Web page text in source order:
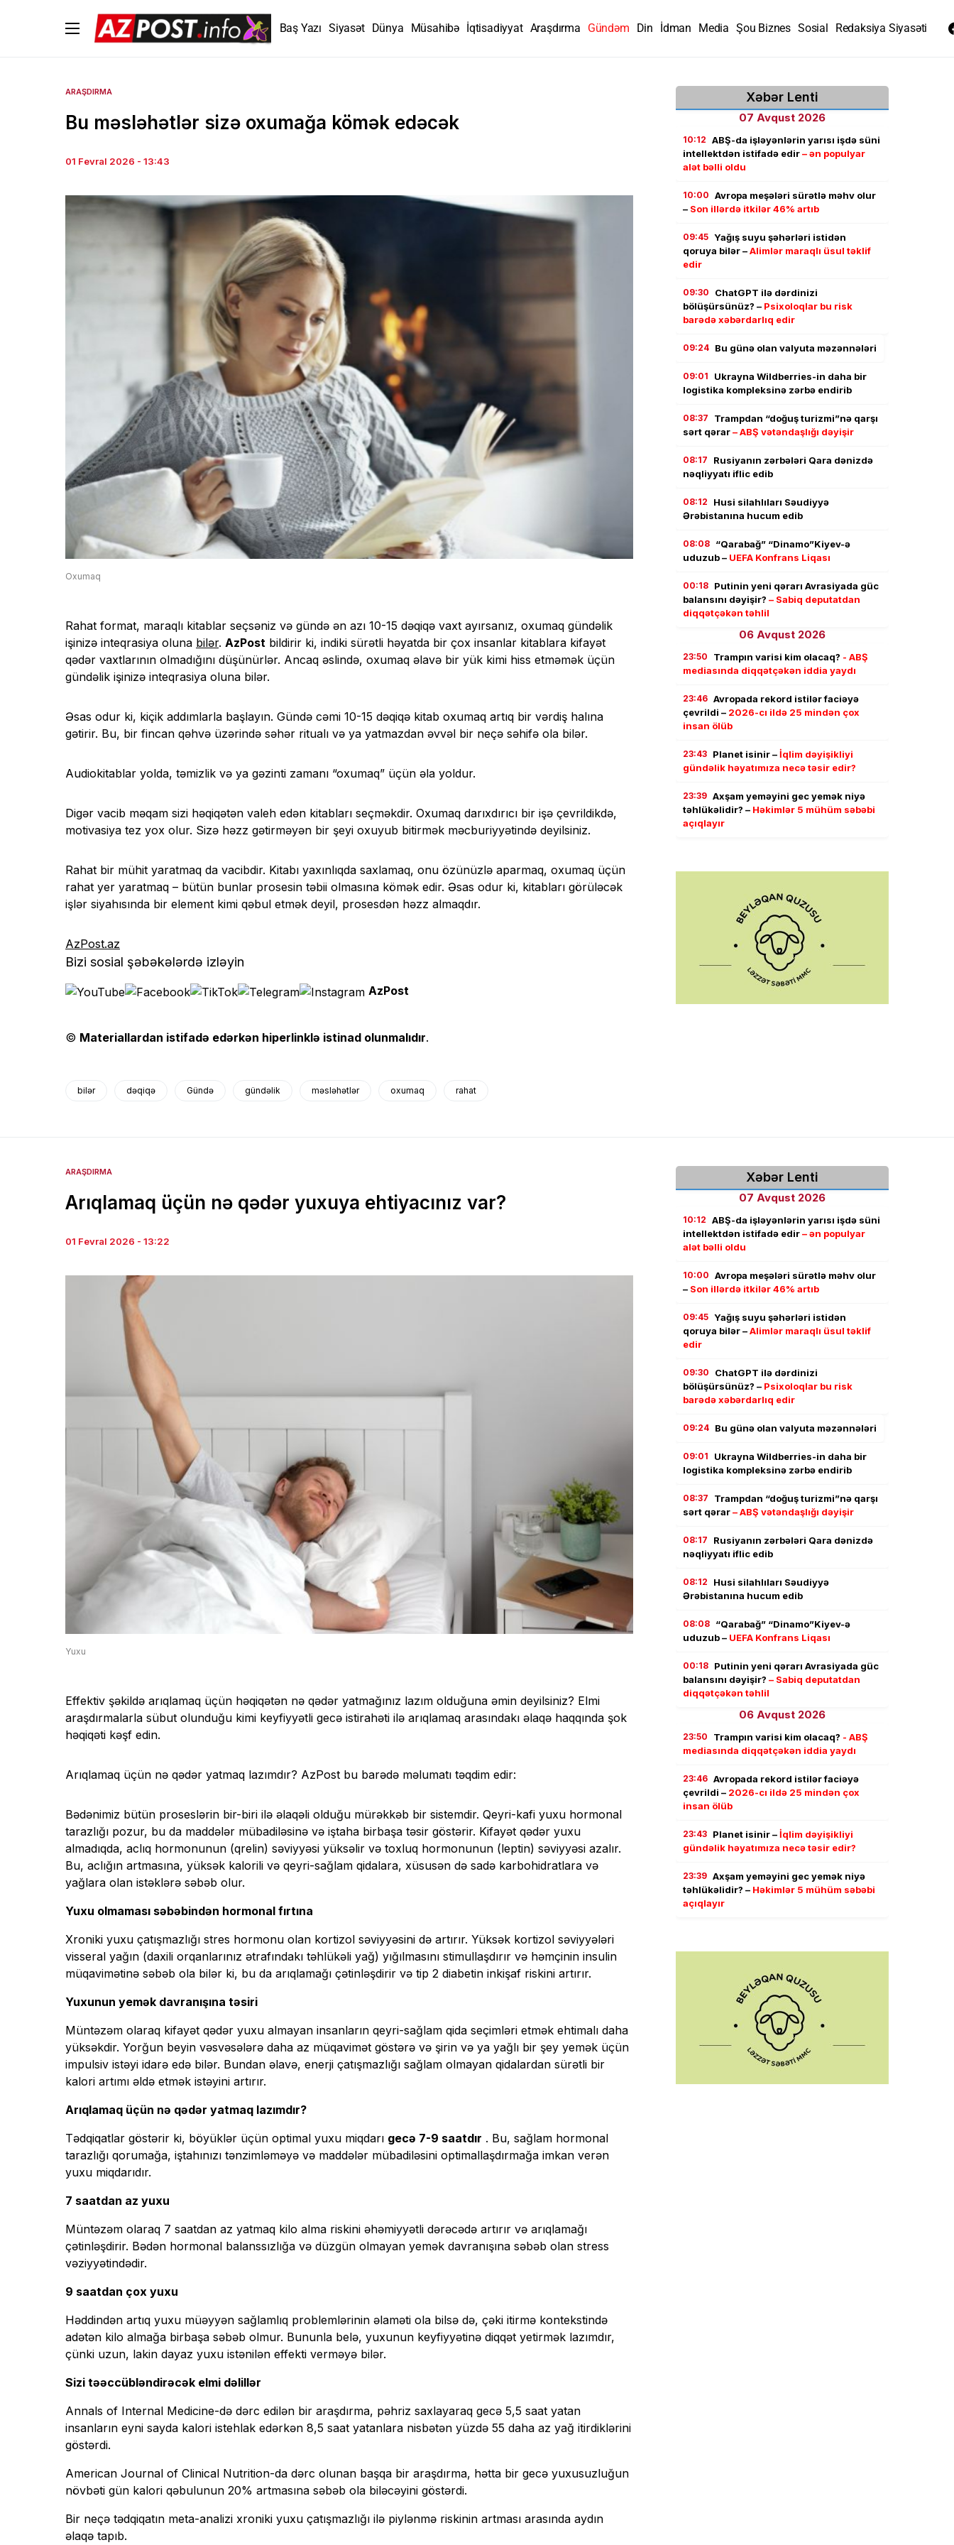
Baş Yazı Siyasət Dünya Müsahibə İqtisadiyyat Araşdırma Gündəm Din İdman Media Şou Biznes Sosial Redaksiya Siyasəti
ARAŞDIRMA
Bu məsləhətlər sizə oxumağa kömək edəcək
01 Fevral 2026 - 13:43
Oxumaq
Rahat format, maraqlı kitablar seçsəniz və gündə ən azı 10-15 dəqiqə vaxt ayırsanız, oxumaq gündəlik
işinizə inteqrasiya oluna bilər. AzPost bildirir ki, indiki sürətli həyatda bir çox insanlar kitablara kifayət
qədər vaxtlarının olmadığını düşünürlər. Ancaq əslində, oxumaq əlavə bir yük kimi hiss etməmək üçün
gündəlik işinizə inteqrasiya oluna bilər.
Əsas odur ki, kiçik addımlarla başlayın. Gündə cəmi 10-15 dəqiqə kitab oxumaq artıq bir vərdiş halına
gətirir. Bu, bir fincan qəhvə üzərində səhər ritualı və ya yatmazdan əvvəl bir neçə səhifə ola bilər.
Audiokitablar yolda, təmizlik və ya gəzinti zamanı “oxumaq” üçün əla yoldur.
Digər vacib məqam sizi həqiqətən valeh edən kitabları seçməkdir. Oxumaq darıxdırıcı bir işə çevrildikdə,
motivasiya tez yox olur. Sizə həzz gətirməyən bir şeyi oxuyub bitirmək məcburiyyətində deyilsiniz.
Rahat bir mühit yaratmaq da vacibdir. Kitabı yaxınlıqda saxlamaq, onu özünüzlə aparmaq, oxumaq üçün
rahat yer yaratmaq – bütün bunlar prosesin təbii olmasına kömək edir. Əsas odur ki, kitabları görüləcək
işlər siyahısında bir element kimi qəbul etmək deyil, prosesdən həzz almaqdır.
AzPost.az
Bizi sosial şəbəkələrdə izləyin
AzPost
© Materiallardan istifadə edərkən hiperlinklə istinad olunmalıdır.
bilər dəqiqə Gündə gündəlik məsləhətlər oxumaq rahat
Xəbər Lenti
07 Avqust 2026
10:12 ABŞ-da işləyənlərin yarısı işdə süni
intellektdən istifadə edir– ən populyar
alət bəlli oldu
10:00 Avropa meşələri sürətlə məhv olur
– Son illərdə itkilər 46% artıb
09:45 Yağış suyu şəhərləri istidən
qoruya bilər –Alimlər maraqlı üsul təklif
edir
09:30
ChatGPT ilə dərdinizi
bölüşürsünüz? – Psixoloqlar bu risk
barədə xəbərdarlıq edir
09:24 Bu günə olan valyuta məzənnələri
09:01
Ukrayna Wildberries-in daha bir
logistika kompleksinə zərbə endirib
08:37
Trampdan “doğuş turizmi”nə qarşı
sərt qərar– ABŞ vətəndaşlığı dəyişir
08:17
Rusiyanın zərbələri Qara dənizdə
nəqliyyatı iflic edib
08:12
Husi silahlıları Səudiyyə
Ərəbistanına hucum edib
08:08 “Qarabağ” “Dinamo”Kiyev-ə
uduzub – UEFA Konfrans Liqası
00:18 Putinin yeni qərarı Avrasiyada güc
balansını dəyişir? – Sabiq deputatdan
diqqətçəkən təhlil
06 Avqust 2026
23:50 Trampın varisi kim olacaq? - ABŞ
mediasında diqqətçəkən iddia yaydı
23:46 Avropada rekord istilər faciəyə
çevrildi – 2026-cı ildə 25 mindən çox
insan ölüb
23:43 Planet isinir –İqlim dəyişikliyi
gündəlik həyatımıza necə təsir edir?
23:39 Axşam yeməyini gec yemək niyə
təhlükəlidir? – Həkimlər 5 mühüm səbəbi
açıqlayır
ARAŞDIRMA
Arıqlamaq üçün nə qədər yuxuya ehtiyacınız var?
01 Fevral 2026 - 13:22
Yuxu
Effektiv şəkildə arıqlamaq üçün həqiqətən nə qədər yatmağınız lazım olduğuna əmin deyilsiniz? Elmi
araşdırmalarla sübut olunduğu kimi keyfiyyətli gecə istirahəti ilə arıqlamaq arasındakı əlaqə haqqında şok
həqiqəti kəşf edin.
Arıqlamaq üçün nə qədər yatmaq lazımdır? AzPost bu barədə məlumatı təqdim edir:
Bədənimiz bütün proseslərin bir-biri ilə əlaqəli olduğu mürəkkəb bir sistemdir. Qeyri-kafi yuxu hormonal
tarazlığı pozur, bu da maddələr mübadiləsinə və iştaha birbaşa təsir göstərir. Kifayət qədər yuxu
almadıqda, aclıq hormonunun (qrelin) səviyyəsi yüksəlir və toxluq hormonunun (leptin) səviyyəsi azalır.
Bu, aclığın artmasına, yüksək kalorili və qeyri-sağlam qidalara, xüsusən də sadə karbohidratlara və
yağlara olan istəklərə səbəb olur.
Yuxu olmaması səbəbindən hormonal fırtına
Xroniki yuxu çatışmazlığı stres hormonu olan kortizol səviyyəsini də artırır. Yüksək kortizol səviyyələri
visseral yağın (daxili orqanlarınız ətrafındakı təhlükəli yağ) yığılmasını stimullaşdırır və həmçinin insulin
müqavimətinə səbəb ola bilər ki, bu da arıqlamağı çətinləşdirir və tip 2 diabetin inkişaf riskini artırır.
Yuxunun yemək davranışına təsiri
Müntəzəm olaraq kifayət qədər yuxu almayan insanların qeyri-sağlam qida seçimləri etmək ehtimalı daha
yüksəkdir. Yorğun beyin vəsvəsələrə daha az müqavimət göstərə və şirin və ya yağlı bir şey yemək üçün
impulsiv istəyi idarə edə bilər. Bundan əlavə, enerji çatışmazlığı sağlam olmayan qidalardan sürətli bir
kalori artımı əldə etmək istəyini artırır.
Arıqlamaq üçün nə qədər yatmaq lazımdır?
Tədqiqatlar göstərir ki, böyüklər üçün optimal yuxu miqdarı gecə 7-9 saatdır . Bu, sağlam hormonal
tarazlığı qorumağa, iştahınızı tənzimləməyə və maddələr mübadiləsini optimallaşdırmağa imkan verən
yuxu miqdarıdır.
7 saatdan az yuxu
Müntəzəm olaraq 7 saatdan az yatmaq kilo alma riskini əhəmiyyətli dərəcədə artırır və arıqlamağı
çətinləşdirir. Bədən hormonal balanssızlığa və düzgün olmayan yemək davranışına səbəb olan stress
vəziyyətindədir.
9 saatdan çox yuxu
Həddindən artıq yuxu müəyyən sağlamlıq problemlərinin əlaməti ola bilsə də, çəki itirmə kontekstində
adətən kilo almağa birbaşa səbəb olmur. Bununla belə, yuxunun keyfiyyətinə diqqət yetirmək lazımdır,
çünki uzun, lakin dayaz yuxu istənilən effekti verməyə bilər.
Sizi təəccübləndirəcək elmi dəlillər
Annals of Internal Medicine-də dərc edilən bir araşdırma, pəhriz saxlayaraq gecə 5,5 saat yatan
insanların eyni sayda kalori istehlak edərkən 8,5 saat yatanlara nisbətən yüzdə 55 daha az yağ itirdiklərini
göstərdi.
American Journal of Clinical Nutrition-da dərc olunan başqa bir araşdırma, hətta bir gecə yuxusuzluğun
növbəti gün kalori qəbulunun 20% artmasına səbəb ola biləcəyini göstərdi.
Bir neçə tədqiqatın meta-analizi xroniki yuxu çatışmazlığı ilə piylənmə riskinin artması arasında aydın
əlaqə tapıb.
Xəbər Lenti
07 Avqust 2026
10:12 ABŞ-da işləyənlərin yarısı işdə süni
intellektdən istifadə edir– ən populyar
alət bəlli oldu
10:00 Avropa meşələri sürətlə məhv olur
– Son illərdə itkilər 46% artıb
09:45 Yağış suyu şəhərləri istidən
qoruya bilər –Alimlər maraqlı üsul təklif
edir
09:30
ChatGPT ilə dərdinizi
bölüşürsünüz? – Psixoloqlar bu risk
barədə xəbərdarlıq edir
09:24 Bu günə olan valyuta məzənnələri
09:01
Ukrayna Wildberries-in daha bir
logistika kompleksinə zərbə endirib
08:37
Trampdan “doğuş turizmi”nə qarşı
sərt qərar– ABŞ vətəndaşlığı dəyişir
08:17
Rusiyanın zərbələri Qara dənizdə
nəqliyyatı iflic edib
08:12
Husi silahlıları Səudiyyə
Ərəbistanına hucum edib
08:08 “Qarabağ” “Dinamo”Kiyev-ə
uduzub – UEFA Konfrans Liqası
00:18 Putinin yeni qərarı Avrasiyada güc
balansını dəyişir? – Sabiq deputatdan
diqqətçəkən təhlil
06 Avqust 2026
23:50 Trampın varisi kim olacaq? - ABŞ
mediasında diqqətçəkən iddia yaydı
23:46 Avropada rekord istilər faciəyə
çevrildi – 2026-cı ildə 25 mindən çox
insan ölüb
23:43 Planet isinir –İqlim dəyişikliyi
gündəlik həyatımıza necə təsir edir?
23:39 Axşam yeməyini gec yemək niyə
təhlükəlidir? – Həkimlər 5 mühüm səbəbi
açıqlayır